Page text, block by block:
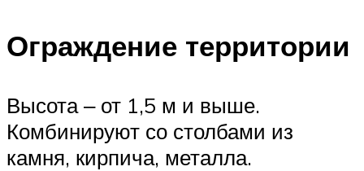
Ограждение территории
Высота ‒ от 1,5 м и выше.
Комбинируют со столбами из
камня, кирпича, металла.